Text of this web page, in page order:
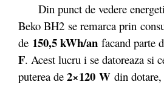
Din punct de vedere
Beko BH2 se remarca prin
de 150,5 kWh/an facand parte
F. Acest lucru i se datoreaza si
puterea de 2×120 W din